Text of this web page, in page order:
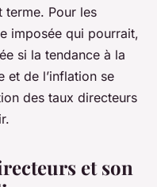
terme. Pour les
imposée qui pourrait,
si la tendance à la
et de l’inflation se
des taux directeurs
et son